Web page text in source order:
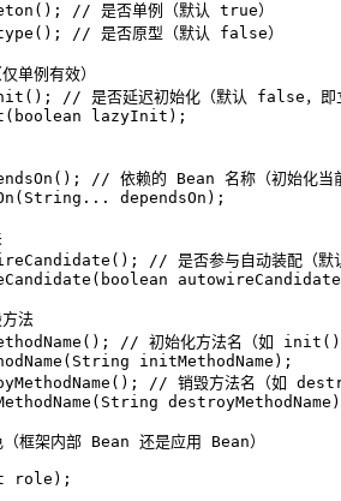
() ; // 是否单例（默认 true）
() ; // 是否原型（默认 false）
例有效）
() ; // 是否延迟初始化（默认 false，即
( boolean lazyInit) ;
// 依赖的 Bean 名称（初始化当
(String... dependsOn) ;
() ; // 是否参与自动装配（
( boolean
法
() ; // 初始化方法名（如 init()
(String initMethodName) ;
() ; // 销毁方法名（如
(String destroyMethodName)
架内部 Bean 还是应用 Bean）
role) ;